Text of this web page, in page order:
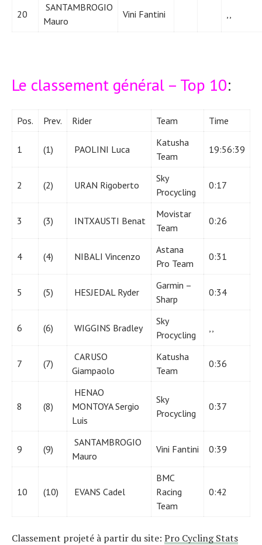
20
SANTAMBROGIO
Mauro
Vini Fantini
Le classement général – Top 10:
Pos. Prev. Rider Team Time
1 (1) PAOLINI Luca
Katusha
Team
19:56:39
2 (2) URAN Rigoberto
Sky
Procycling
0:17
3 (3) INTXAUSTI Benat
Movistar
Team
0:26
4 (4) NIBALI Vincenzo
Astana
Pro Team
0:31
5 (5) HESJEDAL Ryder
Garmin –
Sharp
0:34
6 (6) WIGGINS Bradley
Sky
Procycling
7 (7)
CARUSO
Giampaolo
Katusha
Team
0:36
8 (8)
HENAO
MONTOYA Sergio
Luis
Sky
Procycling
0:37
9 (9)
SANTAMBROGIO
Mauro
Vini Fantini 0:39
10 (10) EVANS Cadel
BMC
Racing
Team
0:42
Classement projeté à partir du site: Pro Cycling Stats